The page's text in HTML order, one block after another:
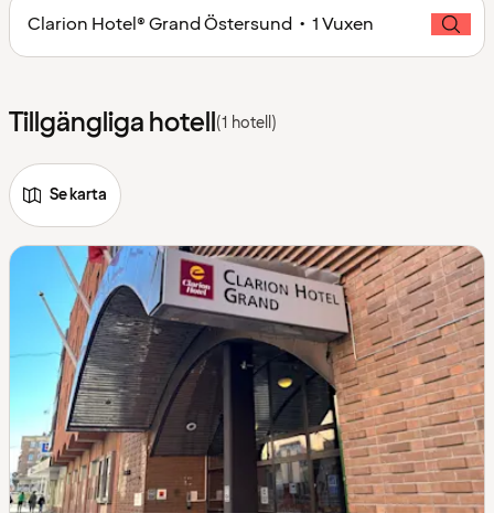
Clarion Hotel® Grand Östersund • 1 Vuxen
Tillgängliga hotell(1 hotell)
Se karta